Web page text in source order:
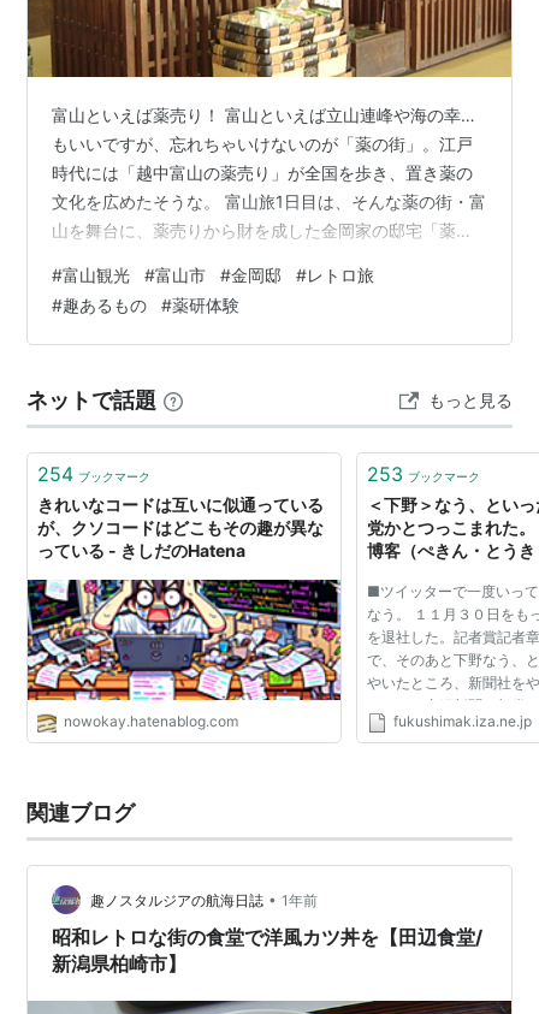
富山といえば薬売り！ 富山といえば立山連峰や海の幸…
もいいですが、忘れちゃいけないのが「薬の街」。江戸
時代には「越中富山の薬売り」が全国を歩き、置き薬の
文化を広めたそうな。 富山旅1日目は、そんな薬の街・富
山を舞台に、薬売りから財を成した金岡家の邸宅「薬種
岡邸｜明治・大正の面影と薬研体験 和の趣を感じる荘厳
なお座敷と庭園 薬研体験で香り薬を作ろう まとめ 基本
情報・アクセス 薬種商の館 金岡邸｜明治・大正の面影と
する「薬種商の館 金岡邸」。土曜日のお昼過ぎに訪れた
のですが、運よくほぼ貸し切…
#富山観光 #富山市 #金岡邸 #レトロ旅
#趣あるもの #薬研体験
ネットで話題 もっと見る
254 ブックマーク
きれいなコードは互いに似通っている
が、クソコードはどこもその趣が異な
っている - きしだのHatena
nowokay.hatenablog.com
253 ブックマーク
＜下野＞なう、とい
党かとつっこまれた
博客（ぺきん・とう
■ツイッターで一度いっ
なう。 １１月３０日をも
を退社した。記者賞記者
で、そのあと下野なう、
やいたところ、新聞社を
なのか。産経新聞は与党
込みがやはりツイッター
fukushimak.iza.ne.jp
関連ブログ
趣ノスタルジアの航海日誌 • 1年前
昭和レトロな街の食堂で洋風カツ丼を【田辺食堂/
新潟県柏崎市】